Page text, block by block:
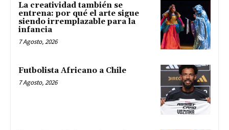
La creatividad también se
entrena: por qué el arte sigue
siendo irremplazable para la
infancia
7 Agosto, 2026
Futbolista Africano a Chile
7 Agosto, 2026